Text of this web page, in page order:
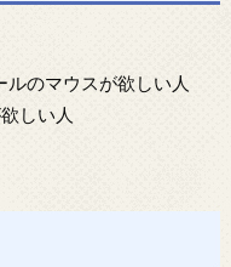
のマウスが欲しい人
しい人